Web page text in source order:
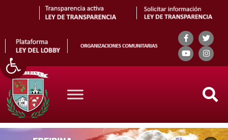
Abrir barra de herramientas
Search